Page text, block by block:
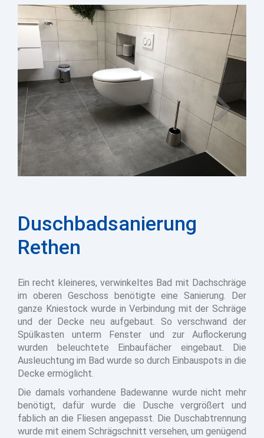
Zurück Weiter
Duschbadsanierung
Rethen
Ein recht kleineres, verwinkeltes Bad mit Dachschräge
im oberen Geschoss benötigte eine Sanierung. Der
ganze Kniestock wurde in Verbindung mit der Schräge
und der Decke neu aufgebaut. So verschwand der
Spülkasten unterm Fenster und zur Auflockerung
wurden beleuchtete Einbaufächer eingebaut. Die
Ausleuchtung im Bad wurde so durch Einbauspots in die
Decke ermöglicht.
Die damals vorhandene Badewanne wurde nicht mehr
benötigt, dafür wurde die Dusche vergrößert und
fablich an die Fliesen angepasst. Die Duschabtrennung
wurde mit einem Schrägschnitt versehen, um genügend